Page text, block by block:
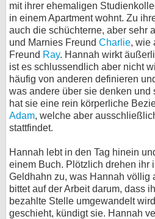
mit ihrer ehemaligen
in einem Apartment wohnt. Zu
auch die schüchterne, aber sehr
und Marnies Freund Charlie, wie
Freund Ray. Hannah wirkt
ist es schlussendlich aber nicht
häufig von anderen definieren
was andere über sie denken und
hat sie eine rein körperliche
Adam, welche aber
stattfindet.
Hannah lebt in den Tag hinein
einem Buch. Plötzlich drehen ihr
Geldhahn zu, was Hannah völlig
bittet auf der Arbeit darum, dass
bezahlte Stelle umgewandelt
geschieht, kündigt sie. Hannah
Forum
bei X
bei